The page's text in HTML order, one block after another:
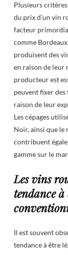
Plusieurs
du prix d’un vin
facteur
comme
produisent des
en raison de leur
producteur est
peuvent fixer
raison de leur
Les cépages
Noir, ainsi que le
contribuent
gamme sur le
Les vins
tendance à
Il est souvent
tendance à être